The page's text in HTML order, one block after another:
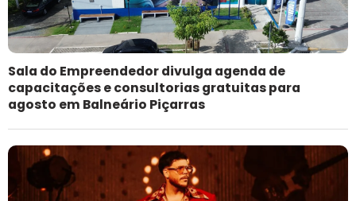
Sala do Empreendedor divulga agenda de
capacitações e consultorias gratuitas para
agosto em Balneário Piçarras